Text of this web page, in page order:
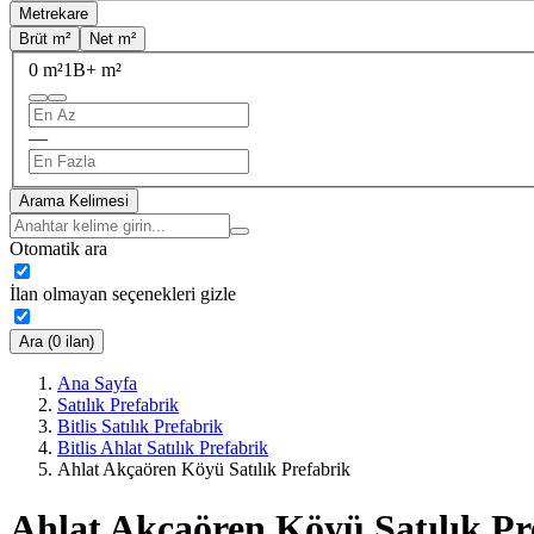
Metrekare
Brüt m²
Net m²
0 m²1B+ m²
—
Arama Kelimesi
Otomatik ara
İlan olmayan seçenekleri gizle
Ara (0 ilan)
Ana Sayfa
Satılık Prefabrik
Bitlis Satılık Prefabrik
Bitlis Ahlat Satılık Prefabrik
Ahlat Akçaören Köyü Satılık Prefabrik